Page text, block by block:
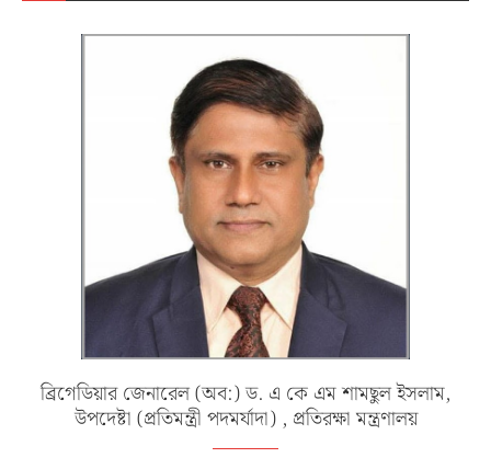
ব্রিগেডিয়ার জেনারেল (অব:) ড. এ কে এম শামছুল ইসলাম,
উপদেষ্টা (প্রতিমন্ত্রী পদমর্যাদা) , প্রতিরক্ষা মন্ত্রণালয়